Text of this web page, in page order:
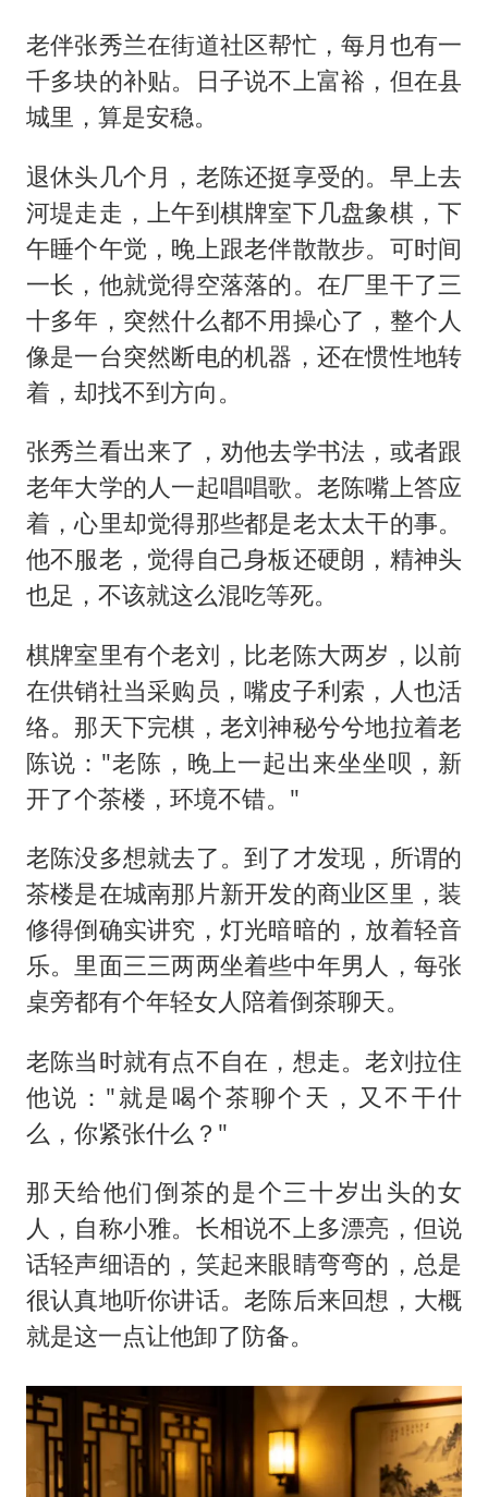
老伴张秀兰在街道社区帮忙，每月也有一
千多块的补贴。日子说不上富裕，但在县
城里，算是安稳。
退休头几个月，老陈还挺享受的。早上去
河堤走走，上午到棋牌室下几盘象棋，下
午睡个午觉，晚上跟老伴散散步。可时间
一长，他就觉得空落落的。在厂里干了三
十多年，突然什么都不用操心了，整个人
像是一台突然断电的机器，还在惯性地转
着，却找不到方向。
张秀兰看出来了，劝他去学书法，或者跟
老年大学的人一起唱唱歌。老陈嘴上答应
着，心里却觉得那些都是老太太干的事。
他不服老，觉得自己身板还硬朗，精神头
也足，不该就这么混吃等死。
棋牌室里有个老刘，比老陈大两岁，以前
在供销社当采购员，嘴皮子利索，人也活
络。那天下完棋，老刘神秘兮兮地拉着老
陈说："老陈，晚上一起出来坐坐呗，新
开了个茶楼，环境不错。"
老陈没多想就去了。到了才发现，所谓的
茶楼是在城南那片新开发的商业区里，装
修得倒确实讲究，灯光暗暗的，放着轻音
乐。里面三三两两坐着些中年男人，每张
桌旁都有个年轻女人陪着倒茶聊天。
老陈当时就有点不自在，想走。老刘拉住
他说："就是喝个茶聊个天，又不干什
么，你紧张什么？"
那天给他们倒茶的是个三十岁出头的女
人，自称小雅。长相说不上多漂亮，但说
话轻声细语的，笑起来眼睛弯弯的，总是
很认真地听你讲话。老陈后来回想，大概
就是这一点让他卸了防备。